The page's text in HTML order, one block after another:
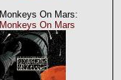
Monkeys On Mars:
Monkeys On Mars